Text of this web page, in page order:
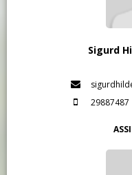
Sigurd
29887487